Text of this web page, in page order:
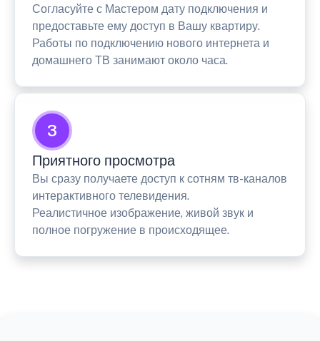
Согласуйте с Мастером дату подключения и
предоставьте ему доступ в Вашу квартиру.
Работы по подключению нового интернета и
домашнего ТВ занимают около часа.
3
Приятного просмотра
Вы сразу получаете доступ к сотням тв-каналов
интерактивного телевидения.
Реалистичное изображение, живой звук и
полное погружение в происходящее.